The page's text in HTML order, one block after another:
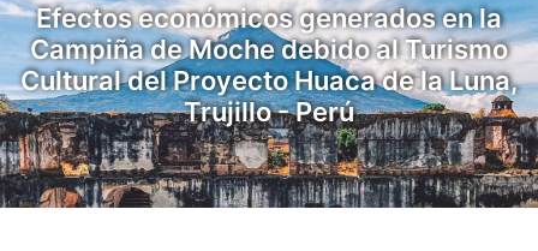
Efectos económicos generados en la
Campiña de Moche debido al Turismo
Cultural del Proyecto Huaca de la Luna,
Trujillo - Perú